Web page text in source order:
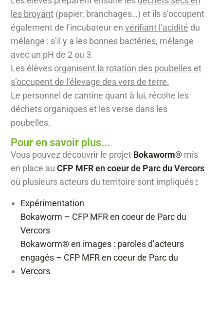
les broyant (papier, branchages…) et ils s’occupent
également de l’incubateur en vérifiant l’acidité du
mélange : s’il y a les bonnes bactéries, mélange
avec un pH de 2 ou 3.
Les élèves organisent la rotation des poubelles et
s’occupent de l’élevage des vers de terre.
Le personnel de cantine quant à lui, récolte les
déchets organiques et les verse dans les
poubelles.
Pour en savoir plus...
Vous pouvez découvrir le projet Bokaworm® mis
en place au CFP MFR en coeur de Parc du Vercors
où plusieurs acteurs du territoire sont impliqués :
Expérimentation
Bokaworm – CFP MFR en coeur de Parc du
Vercors
Bokaworm® en images : paroles d’acteurs
engagés – CFP MFR en coeur de Parc du
Vercors